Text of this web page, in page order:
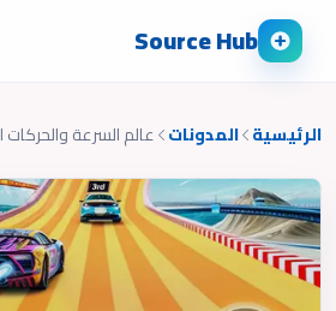
Source Hub
الرئيسية المدونات عالم السرعة والحركات